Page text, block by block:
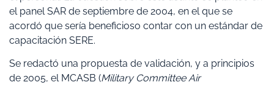
el panel SAR de septiembre de 2004, en el que se
acordó que sería beneficioso contar con un estándar de
capacitación SERE.
Se redactó una propuesta de validación, y a principios
de 2005, el MCASB (Military Committee Air